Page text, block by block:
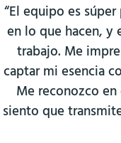
“El equipo es
en lo que hacen, y
trabajo. Me
captar mi esencia
Me reconozco
siento que